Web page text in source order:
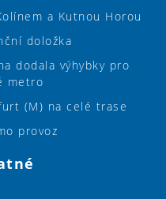
a Kutnou Horou
doložka
dodala výhybky pro
metro
(M) na celé trase
provoz